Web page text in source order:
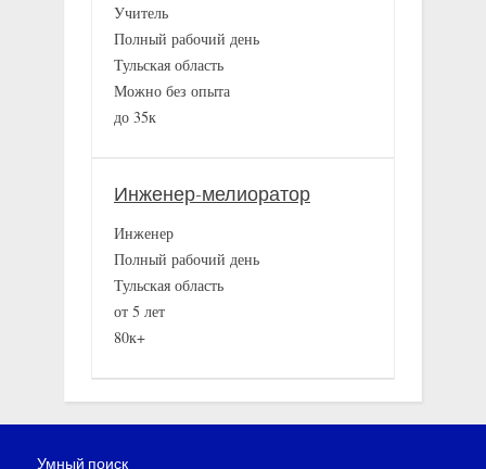
Учитель
Полный рабочий день
Тульская область
Можно без опыта
до 35к
Инженер-мелиоратор
Инженер
Полный рабочий день
Тульская область
от 5 лет
80к+
Умный поиск